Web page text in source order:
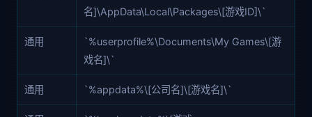
名]\AppData\Local\Packages\[游戏ID]\`
通用
`%userprofile%\Documents\My Games\[游
戏名]\`
通用 `%appdata%\[公司名]\[游戏名]\`